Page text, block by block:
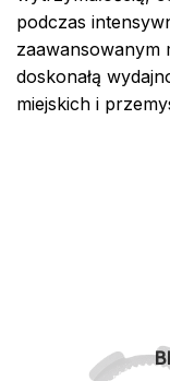
podczas
zaawansowanym
doskonałą
miejskich i